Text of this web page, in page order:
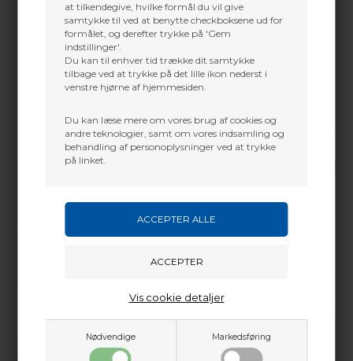
at tilkendegive, hvilke formål du vil give
samtykke til ved at benytte checkboksene ud for
formålet, og derefter trykke på 'Gem
indstillinger'.
Du kan til enhver tid trække dit samtykke
tilbage ved at trykke på det lille ikon nederst i
venstre hjørne af hjemmesiden.
Du kan læse mere om vores brug af cookies og
andre teknologier, samt om vores indsamling og
behandling af personoplysninger ved at trykke
på linket.
Nødvendige Markedsføring
Vis cookie detaljer
Mass weight 4.65 lbs
Draw Length
Draw Weight 50,60 & 70#